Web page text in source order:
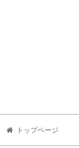
トップページ